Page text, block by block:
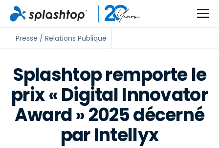
Presse / Relations Publique
Splashtop remporte le
prix « Digital Innovator
Award » 2025 décerné
par Intellyx